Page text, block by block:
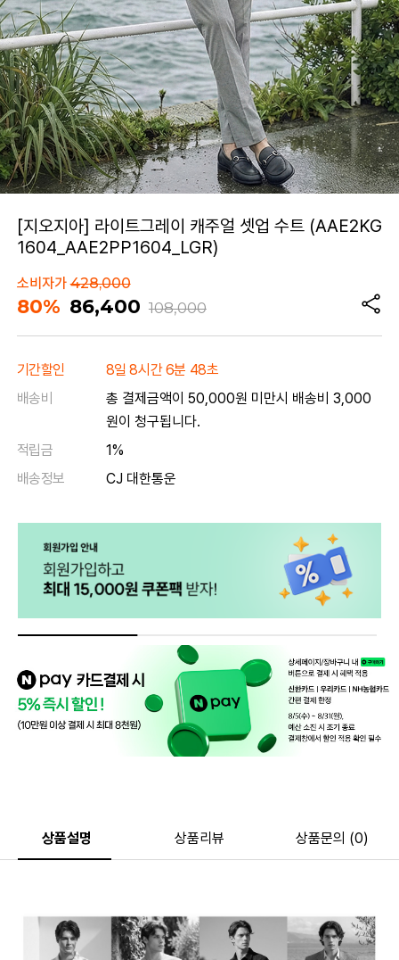
[지오지아] 라이트그레이 캐주얼 셋업 수트 (AAE2KG
1604_AAE2PP1604_LGR)
소비자가428,000
80% 86,400 108,000
기간할인
8일 8시간 6분 48초
배송비
총 결제금액이 50,000원 미만시 배송비 3,000
원이 청구됩니다.
적립금
1%
배송정보
CJ 대한통운
상품설명 상품리뷰 상품문의 (0)